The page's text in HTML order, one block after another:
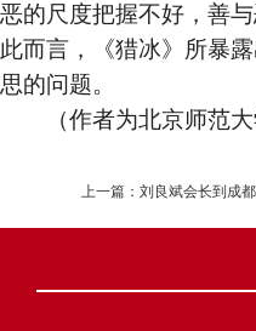
恶的尺度把握不好，善
此而言，《猎冰》所暴
思的问题。
（作者为北京师范大
上一篇： 刘良斌会长到成